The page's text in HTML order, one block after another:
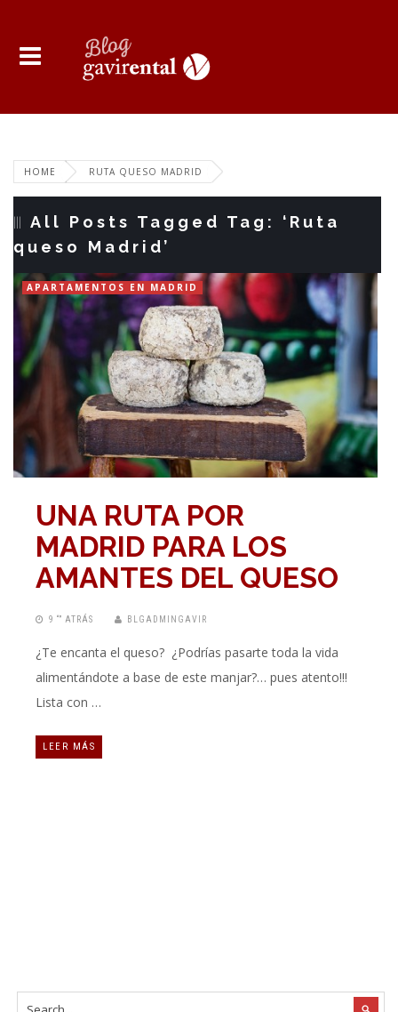
HOME RUTA QUESO MADRID
All Posts Tagged Tag: ‘Ruta
queso Madrid’
APARTAMENTOS EN MADRID
UNA RUTA POR
MADRID PARA LOS
AMANTES DEL QUESO
9 “” ATRÁS BLGADMINGAVIR
¿Te encanta el queso? ¿Podrías pasarte toda la vida
alimentándote a base de este manjar?… pues atento!!!
Lista con …
LEER MÁS